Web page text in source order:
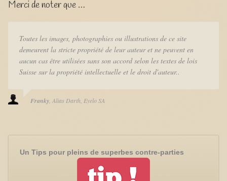
Merci de noter que …
Toutes les images, photographies ou illustrations de ce site
demeurent la stricte propriété de leur auteur et ne peuvent en
aucun cas être utilisées sans son accord selon les textes de lois
Suisse sur la propriété intellectuelle et le droit d'auteur..
Franky Alias Darth Eyelo SA
Un Tips pour pleins de superbes contre-parties